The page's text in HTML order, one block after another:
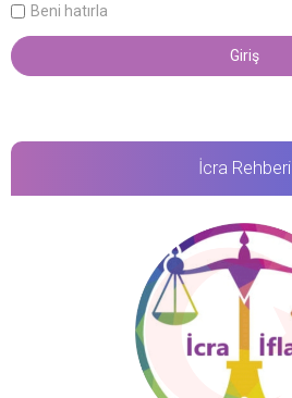
Beni hatırla
İcra Rehberi